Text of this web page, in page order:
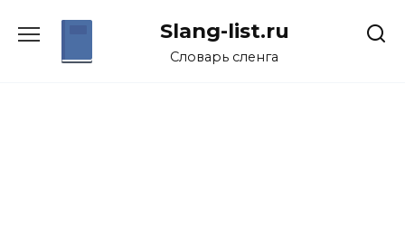
Slang-list.ru
Словарь сленга